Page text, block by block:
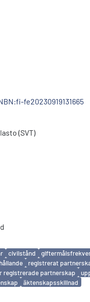
fe20230919131665
(SVT)
civilstånd
registrerat
registrerade partnerskap
äktenskapsskillnad